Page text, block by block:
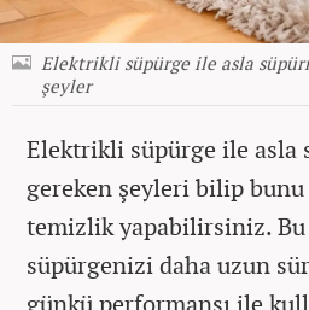
Elektrikli süpürge ile asla
şeyler
Elektrikli süpürge ile asla
gereken şeyleri bilip
temizlik yapabilirsiniz.
süpürgenizi daha uzun